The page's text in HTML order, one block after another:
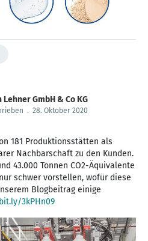
GmbH & Co KG
. 28. Oktober 2020
181 Produktionsstätten als
Nachbarschaft zu den Kunden.
43.000 Tonnen CO2-Äquivalente
schwer vorstellen, wofür diese
Blogbeitrag einige
3kPHn09